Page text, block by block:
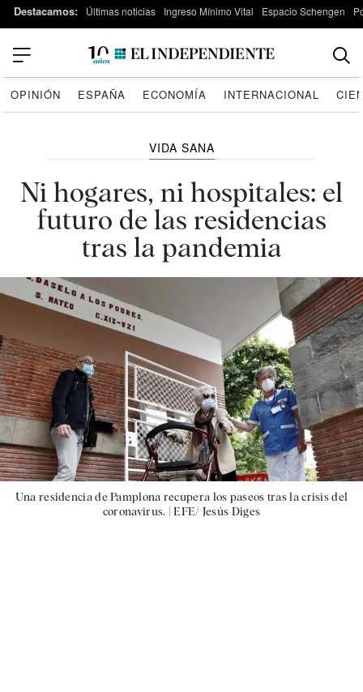
Destacamos: Últimas noticias Ingreso Mínimo Vital Espacio Schengen
OPINIÓN ESPAÑA ECONOMÍA INTERNACIONAL
VIDA SANA
Ni hogares, ni hospitales: el
futuro de las residencias
tras la pandemia
Una residencia de Pamplona recupera los paseos tras la crisis del
coronavirus. |EFE/ Jesús Diges